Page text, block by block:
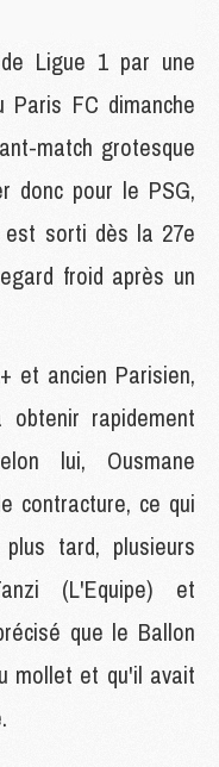
Ligue 1 par une
FC dimanche
match grotesque
donc pour le PSG,
est sorti dès la 27e
froid après un
et ancien Parisien,
rapidement
lui, Ousmane
contracture, ce qui
tard, plusieurs
(L'Equipe) et
que le Ballon
mollet et qu'il avait